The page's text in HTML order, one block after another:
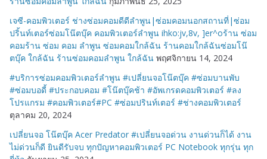
เจซี-คอมพิวเตอร์ ช่างซ่อมคอมดีดีลำพูน|ซ่อมคอมนอกสถานที่|ซ่อม
ปริ้นท์เตอร์ซ่อมโน๊ตบุ๊ค คอมพิวเตอร์ลำพูน ihko:jv,8v, ]er^oร้าน ซ่อม
คอมร้าน ซ่อม คอม ลำพูน ซ่อมคอมใกล้ฉัน ร้านคอมใกล้ฉันซ่อมโน๊
ตบุ๊ค ใกล้ฉัน ร้านซ่อมคอมลำพูน ใกล้ฉัน พฤศจิกายน 14, 2024
#บริการซ่อมคอมพิวเตอร์ลำพูน #เปลี่ยนจอโน๊ตบุ๊ค #ซ่อมบานพับ
#ซ่อมบอดี้ #ประกอบคอม #โน๊ตบุ๊คช้า #อัพเกรดคอมพิวเตอร์ #ลง
โปรแกรม #คอมพิวเตอร์#PC #ซ่อมปรินท์เตอร์ #ช่างคอมพิวเตอร์
ตุลาคม 20, 2024
เปลี่ยนจอ โน๊ตบุ๊ค Acer Predator #เปลี่ยนจอด่วน งานด่วนก็ได้ งาน
ไม่ด่วนก็ดี ยินดีรับจบ ทุกปัญหาคอมพิวเตอร์ PC Notebook ทุกรุ่น ทุก